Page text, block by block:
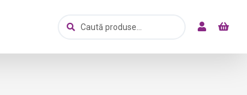
după:
Caută